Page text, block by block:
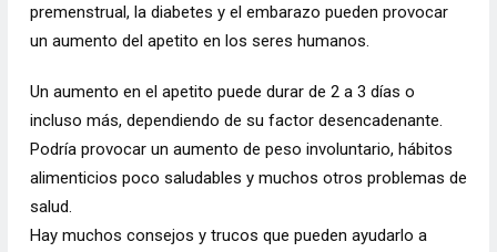
premenstrual, la diabetes y el embarazo pueden provocar
un aumento del apetito en los seres humanos.
Un aumento en el apetito puede durar de 2 a 3 días o
incluso más, dependiendo de su factor desencadenante.
Podría provocar un aumento de peso involuntario, hábitos
alimenticios poco saludables y muchos otros problemas de
salud.
Hay muchos consejos y trucos que pueden ayudarlo a